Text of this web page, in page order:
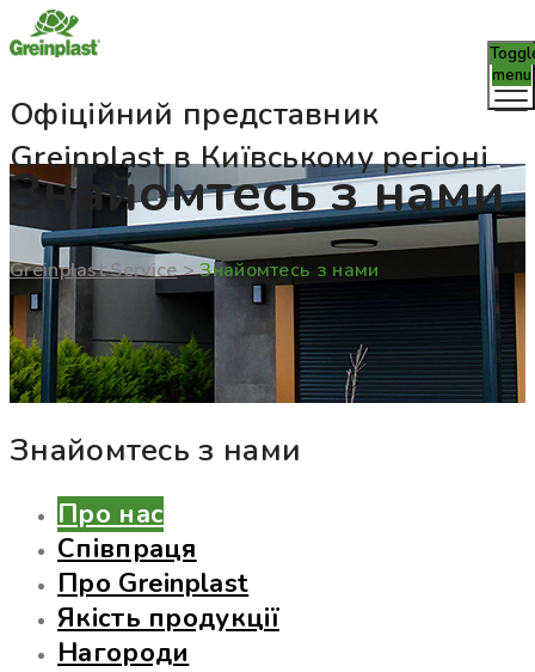
Офіційний представник
Greinplast в Київському регіоні
menu
Знайомтесь з нами
Greinplast Service>Знайомтесь з нами
Знайомтесь з нами
Про нас
Співпраця
Про Greinplast
Якість продукції
Нагороди